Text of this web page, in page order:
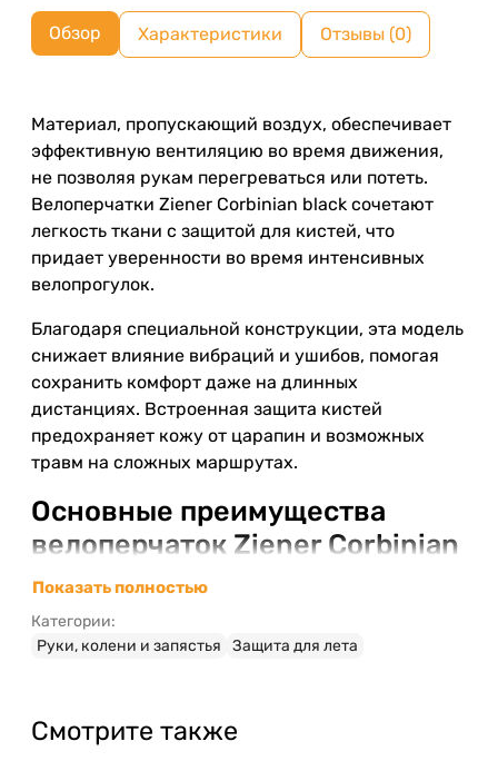
Обзор Характеристики Отзывы (0)
Материал, пропускающий воздух, обеспечивает
эффективную вентиляцию во время движения,
не позволяя рукам перегреваться или потеть.
Велоперчатки Ziener Corbinian black сочетают
легкость ткани с защитой для кистей, что
придает уверенности во время интенсивных
велопрогулок.
Благодаря специальной конструкции, эта модель
снижает влияние вибраций и ушибов, помогая
сохранить комфорт даже на длинных
дистанциях. Встроенная защита кистей
предохраняет кожу от царапин и возможных
травм на сложных маршрутах.
Основные преимущества
велоперчаток Ziener Corbinian
black
Бренд Ziener
в спортивном снаряжении, что заметно в
форме руки конструкции.
Ткань с высоким уровнем
Показать полностью
Категории:
Руки, колени и запястья
Защита для лета
Смотрите также